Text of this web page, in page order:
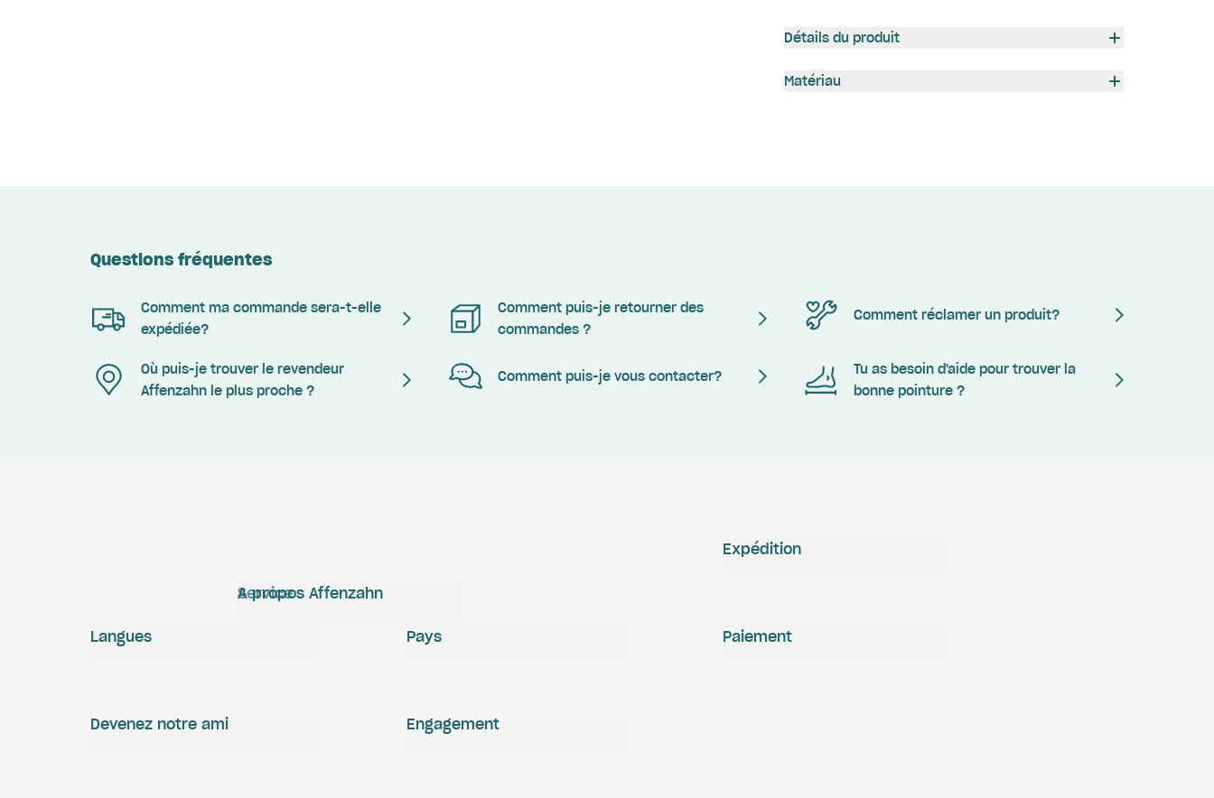
Détails du produit
Matériau
Questions fréquentes
Comment ma commande sera-t-elle
expédiée?
Comment puis-je retourner des
commandes ?
Comment réclamer un produit?
Où puis-je trouver le revendeur
Affenzahn le plus proche ?
Comment puis-je vous contacter?
Tu as besoin d'aide pour trouver la
bonne pointure ?
Service
A propos Affenzahn
Expédition
Paiement
Engagement
Devenez notre ami
Langues Pays